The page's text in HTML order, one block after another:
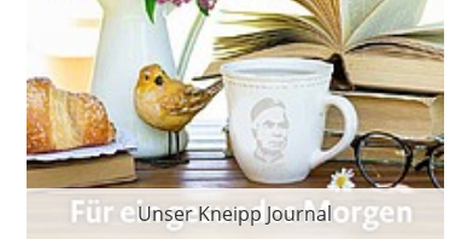
Unser Kneipp Journal